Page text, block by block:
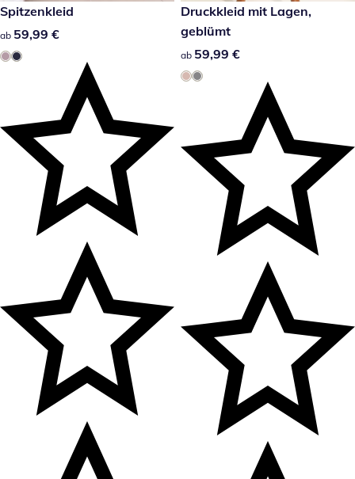
59,99 €
Spitzenkleid
59,99 €
ab 59,99 €
59,99 €
Druckkleid mit Lagen,
geblümt
59,99 €
ab 59,99 €